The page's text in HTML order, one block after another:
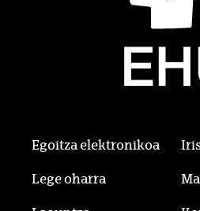
Egoitza elektronikoa
Lege oharra